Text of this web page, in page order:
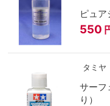
ピュ
550
タミヤ
サーフ
り）